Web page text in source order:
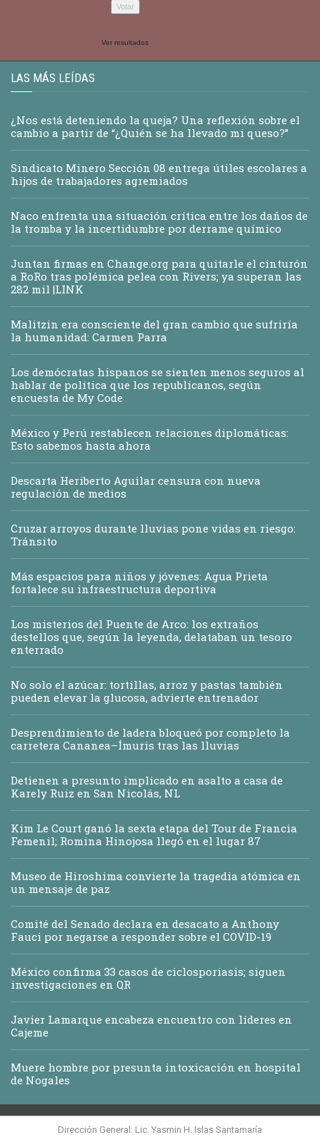
Ver resultados
LAS MÁS LEÍDAS
¿Nos está deteniendo la queja? Una reflexión sobre el
cambio a partir de “¿Quién se ha llevado mi queso?”
Sindicato Minero Sección 08 entrega útiles escolares a
hijos de trabajadores agremiados
Naco enfrenta una situación crítica entre los daños de
la tromba y la incertidumbre por derrame químico
Juntan firmas en Change.org para quitarle el cinturón
a RoRo tras polémica pelea con Rivers; ya superan las
282 mil |LINK
Malitzin era consciente del gran cambio que sufriría
la humanidad: Carmen Parra
Los demócratas hispanos se sienten menos seguros al
hablar de política que los republicanos, según
encuesta de My Code
México y Perú restablecen relaciones diplomáticas:
Esto sabemos hasta ahora
Descarta Heriberto Aguilar censura con nueva
regulación de medios
Cruzar arroyos durante lluvias pone vidas en riesgo:
Tránsito
Más espacios para niños y jóvenes: Agua Prieta
fortalece su infraestructura deportiva
Los misterios del Puente de Arco: los extraños
destellos que, según la leyenda, delataban un tesoro
enterrado
No solo el azúcar: tortillas, arroz y pastas también
pueden elevar la glucosa, advierte entrenador
Desprendimiento de ladera bloqueó por completo la
carretera Cananea–Ímuris tras las lluvias
Detienen a presunto implicado en asalto a casa de
Karely Ruiz en San Nicolás, NL
Kim Le Court ganó la sexta etapa del Tour de Francia
Femenil; Romina Hinojosa llegó en el lugar 87
Museo de Hiroshima convierte la tragedia atómica en
un mensaje de paz
Comité del Senado declara en desacato a Anthony
Fauci por negarse a responder sobre el COVID-19
México confirma 33 casos de ciclosporiasis; siguen
investigaciones en QR
Javier Lamarque encabeza encuentro con líderes en
Cajeme
Muere hombre por presunta intoxicación en hospital
de Nogales
Dirección General: Lic. Yasmin H. Islas Santamaría